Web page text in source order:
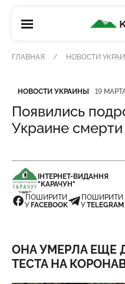
ГЛАВНАЯ НОВОСТИ
Категория
НОВОСТИ УКРАИНЫ
Дата публикации 19
Появились
Украине
ІНТЕРНЕТ-ВИДАННЯ
"КАРАЧУН"
ПОШИРИТИ
У FACEBOOK
ПОШИРИТИ
УTELEGRAM
ОНА УМЕРЛА ЕЩЕ
ТЕСТА НА